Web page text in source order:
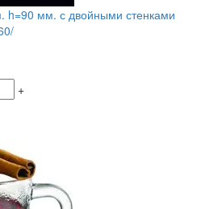
h=90 мм. с двойными стенками
+